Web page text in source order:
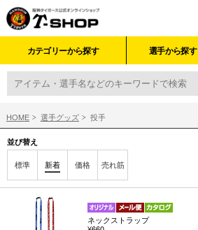
カテゴリーから探す 選手から探す
HOME 選手グッズ 投手
並び替え
標準 新着 価格 売れ筋
ネックストラップ